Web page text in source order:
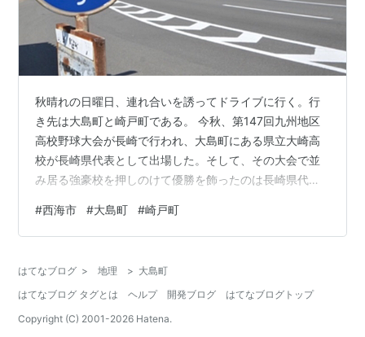
秋晴れの日曜日、連れ合いを誘ってドライブに行く。行
き先は大島町と崎戸町である。 今秋、第147回九州地区
高校野球大会が長崎で行われ、大島町にある県立大崎高
校が長崎県代表として出場した。そして、その大会で並
み居る強豪校を押しのけて優勝を飾ったのは長崎県代表
長崎のニュース番組では「小さな島の高校球児が大きな
勝利をつかみ取った」と大きく報道された。その時のニ
連れ合いを誘ってドライブすることにした。 大島町と崎
戸町は長崎県西海市の町で、両町とも島である。大島町
は寺島と大島の二つの島からなり、また崎戸町も…
#西海市 #大島町 #崎戸町
はてなブログ > 地理 > 大島町
はてなブログ タグとは
ヘルプ 開発ブログ
はてなブログトップ
Copyright (C) 2001-2026 Hatena.